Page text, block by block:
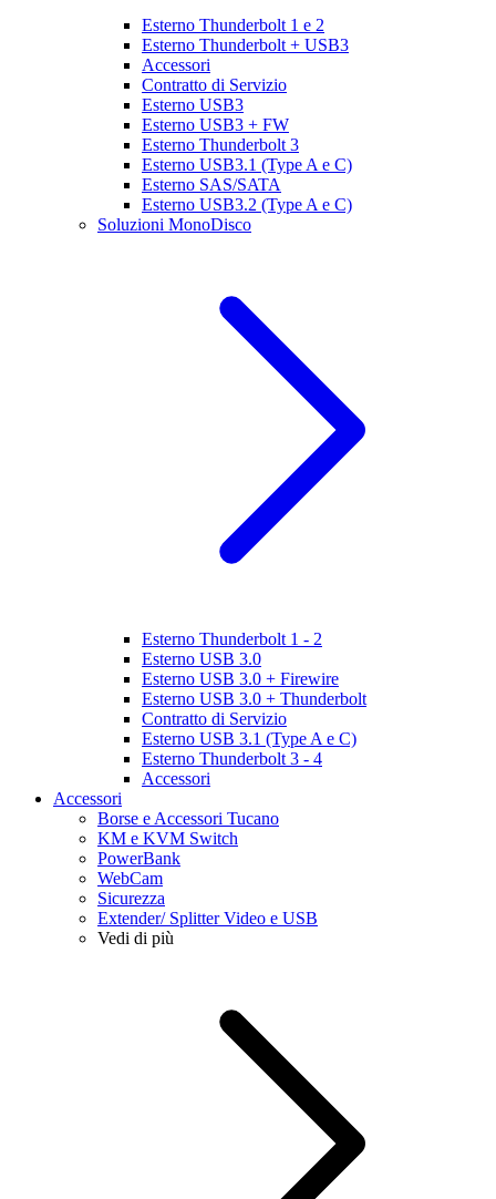
Esterno Thunderbolt 1 e 2
Esterno Thunderbolt + USB3
Accessori
Contratto di Servizio
Esterno USB3
Esterno USB3 + FW
Esterno Thunderbolt 3
Esterno USB3.1 (Type A e C)
Esterno SAS/SATA
Esterno USB3.2 (Type A e C)
Soluzioni MonoDisco
Esterno Thunderbolt 1 - 2
Esterno USB 3.0
Esterno USB 3.0 + Firewire
Esterno USB 3.0 + Thunderbolt
Contratto di Servizio
Esterno USB 3.1 (Type A e C)
Esterno Thunderbolt 3 - 4
Accessori
Accessori
Borse e Accessori Tucano
KM e KVM Switch
PowerBank
WebCam
Sicurezza
Extender/ Splitter Video e USB
Vedi di più